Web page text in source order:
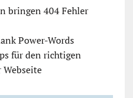
bringen 404 Fehler
Power-Words
für den richtigen